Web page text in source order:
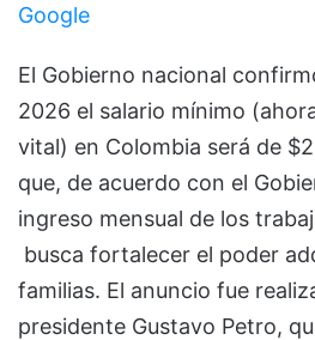
Google
El Gobierno nacional
2026 el salario mínimo
vital) en Colombia será de
que, de acuerdo con el
ingreso mensual de los
busca fortalecer el poder
familias. El anuncio fue
presidente Gustavo Petro,